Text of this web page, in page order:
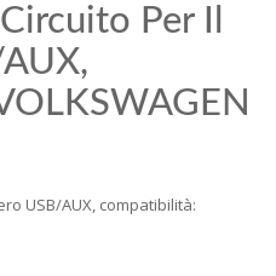
Per Il
USB/AUX, compatibilità: